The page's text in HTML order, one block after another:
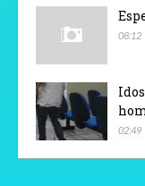
08:12
02:49